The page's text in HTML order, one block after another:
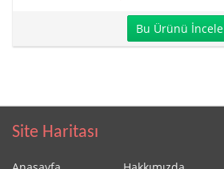
Bu Ürünü İncele
Site Haritası